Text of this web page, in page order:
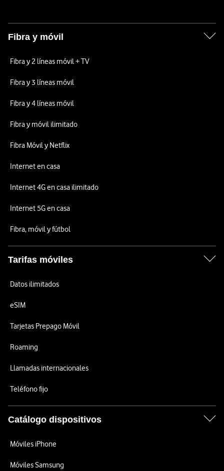
Fibra y móvil
Fibra y 2 líneas móvil + TV
Fibra y 3 líneas móvil
Fibra y 4 líneas móvil
Fibra y móvil ilimitado
Fibra Móvil y Netflix
Internet en casa
Internet 4G en casa ilimitado
Internet 5G en casa
Fibra, móvil y fútbol
Tarifas móviles
Datos ilimitados
eSIM
Tarjetas Prepago Móvil
Roaming
Llamadas internacionales
Teléfono fijo
Catálogo dispositivos
Móviles iPhone
Móviles Samsung